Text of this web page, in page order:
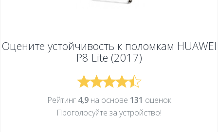
Оцените устойчивость к поломкам HUAWEI
P8 Lite (2017)
Рейтинг 4,9на основе 131 оценок
Проголосуйте за устройcтво!